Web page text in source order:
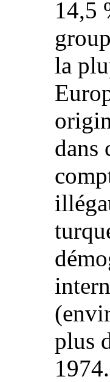
14,5
la
dans
plus
1974.